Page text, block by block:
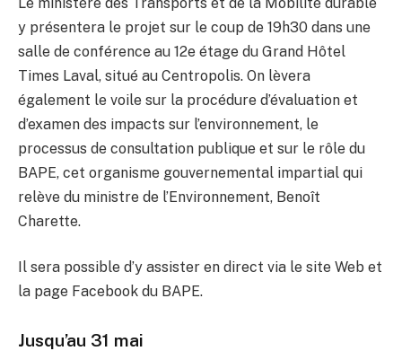
y présentera le projet sur le coup de 19h30 dans une
salle de conférence au 12e étage du Grand Hôtel
Times Laval, situé au Centropolis. On lèvera
également le voile sur la procédure d’évaluation et
d’examen des impacts sur l’environnement, le
processus de consultation publique et sur le rôle du
BAPE, cet organisme gouvernemental impartial qui
relève du ministre de l’Environnement, Benoît
Charette.
Il sera possible d’y assister en direct via le site Web et
la page Facebook du BAPE.
Jusqu’au 31 mai